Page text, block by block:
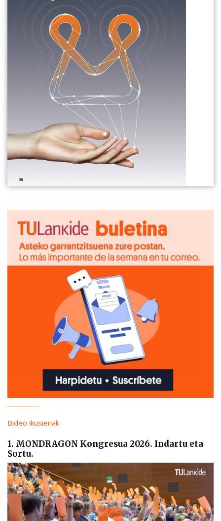
Bideo ikusienak
1. MONDRAGON Kongresua 2026. Indartu eta
Sortu.